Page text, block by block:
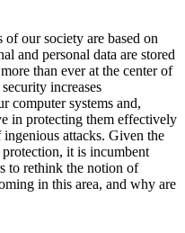
our society are based on
and personal data are stored
than ever at the center of
increases
computer systems and,
in protecting them effectively
attacks. Given the
it is incumbent
to rethink the notion of
in this area, and why are